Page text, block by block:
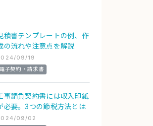
積書テンプレートの例、作
の流れや注意点を解説
09/19
電子契約・請求書
事請負契約書には収入印紙
必要。3つの節税方法とは
09/02